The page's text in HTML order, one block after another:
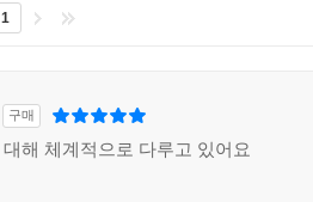
은 수사학에 대한 논문이 아니다 171
교사의 의무 174
교 교사에게는 웅변보다 지혜가 더 중
1
구매
해 체계적으로 다루고 있어요